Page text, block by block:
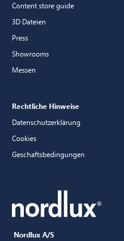
Nordlux A/S
Content store guide
3D Dateien
Press
Showrooms
Messen
Rechtliche Hinweise
Datenschutzerklärung
Cookies
Geschaftsbedingungen